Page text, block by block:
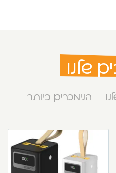
שלנו
הנימכרים ביותר